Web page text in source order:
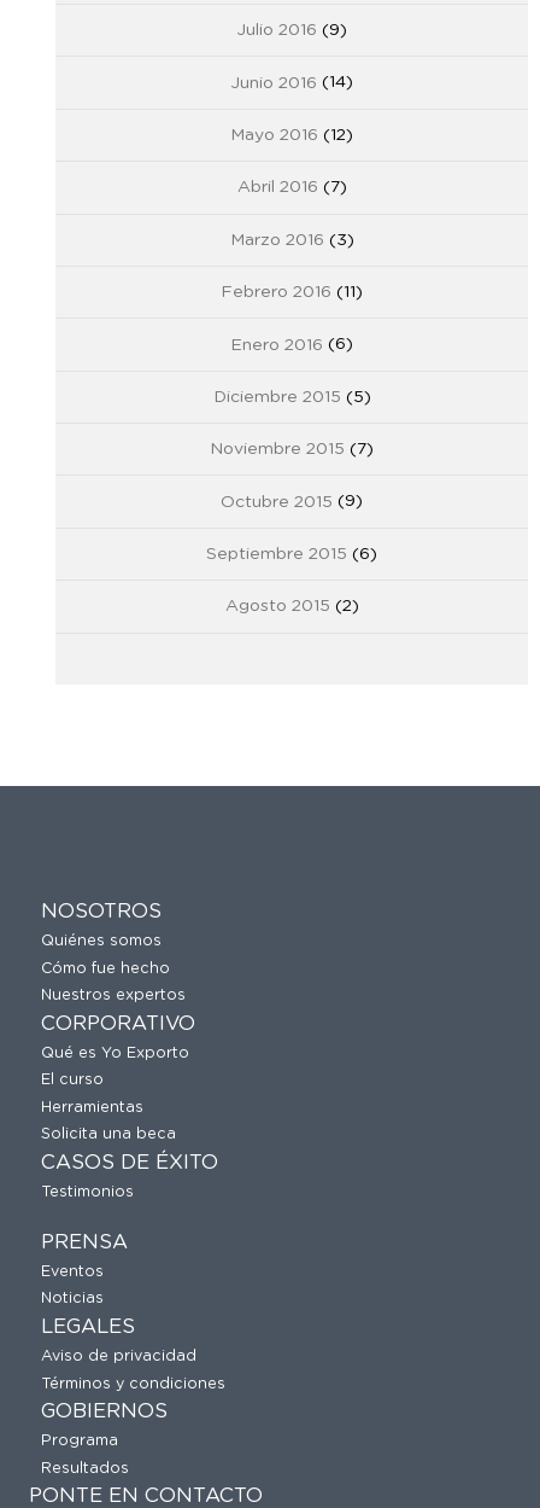
Julio 2016 (9)
Junio 2016 (14)
Mayo 2016 (12)
Abril 2016 (7)
Marzo 2016 (3)
Febrero 2016 (11)
Enero 2016 (6)
Diciembre 2015 (5)
Noviembre 2015 (7)
Octubre 2015 (9)
Septiembre 2015 (6)
Agosto 2015 (2)
NOSOTROS
Quiénes somos
Cómo fue hecho
Nuestros expertos
CORPORATIVO
Qué es Yo Exporto
El curso
Herramientas
Solicita una beca
CASOS DE ÉXITO
Testimonios
PRENSA
Eventos
Noticias
LEGALES
Aviso de privacidad
Términos y condiciones
GOBIERNOS
Programa
Resultados
PONTE EN CONTACTO